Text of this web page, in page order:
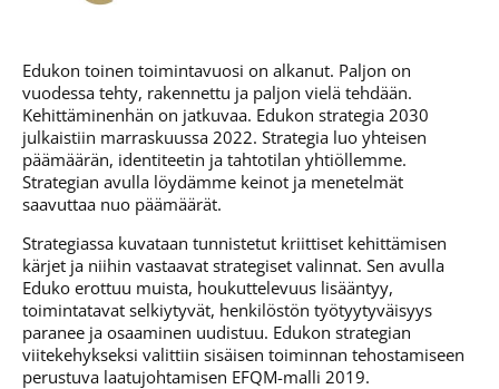
Edukon toinen toimintavuosi on alkanut. Paljon on
vuodessa tehty, rakennettu ja paljon vielä tehdään.
Kehittäminenhän on jatkuvaa. Edukon strategia 2030
julkaistiin marraskuussa 2022. Strategia luo yhteisen
päämäärän, identiteetin​ ja tahtotilan yhtiöllemme.
Strategian avulla löydämme keinot ja menetelmät
saavuttaa nuo päämäärät.
Strategiassa kuvataan tunnistetut kriittiset kehittämisen
kärjet ja niihin vastaavat strategiset valinnat. Sen avulla
Eduko erottuu muista, houkuttelevuus lisääntyy,
toimintatavat selkiytyvät, henkilöstön työtyytyväisyys
paranee ja osaaminen uudistuu.​ Edukon strategian
viitekehykseksi valittiin sisäisen toiminnan tehostamiseen
perustuva laatujohtamisen EFQM-malli 2019.